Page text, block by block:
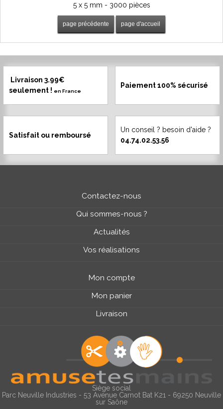
5 x 5 mm - 3000 pièces
Livraison 3.99€
seulement ! en France
Paiement 100% sécurisé
Satisfait ou remboursé
Un conseil ? besoin d'aide ?
04.74.02.53.56
Contactez-nous
Qui sommes-nous ?
Actualités
Vos réalisations
Mon compte
Mon panier
Livraison
Siège social
Parc Neuville Industries - 53 Avenue Carnot Bat K21 - 69250 Neuville
sur Saône